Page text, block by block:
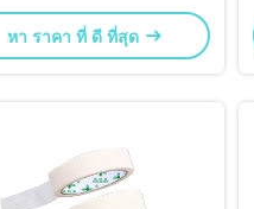
หา ราคา ที่ ดี ที่สุด